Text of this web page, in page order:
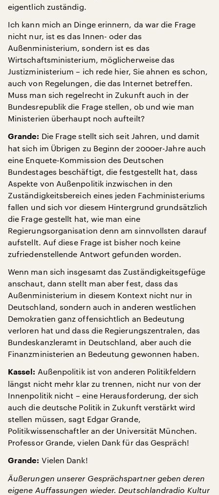
eigentlich zuständig.
Ich kann mich an Dinge erinnern, da war die Frage
nicht nur, ist es das Innen- oder das
Außenministerium, sondern ist es das
Wirtschaftsministerium, möglicherweise das
Justizministerium – ich rede hier, Sie ahnen es schon,
auch von Regelungen, die das Internet betreffen.
Muss man sich regelrecht in Zukunft auch in der
Bundesrepublik die Frage stellen, ob und wie man
Ministerien überhaupt noch aufteilt?
Grande: Die Frage stellt sich seit Jahren, und damit
hat sich im Übrigen zu Beginn der 2000er-Jahre auch
eine Enquete-Kommission des Deutschen
Bundestages beschäftigt, die festgestellt hat, dass
Aspekte von Außenpolitik inzwischen in den
Zuständigkeitsbereich eines jeden Fachministeriums
fallen und sich vor diesem Hintergrund grundsätzlich
die Frage gestellt hat, wie man eine
Regierungsorganisation denn am sinnvollsten darauf
aufstellt. Auf diese Frage ist bisher noch keine
zufriedenstellende Antwort gefunden worden.
Wenn man sich insgesamt das Zuständigkeitsgefüge
anschaut, dann stellt man aber fest, dass das
Außenministerium in diesem Kontext nicht nur in
Deutschland, sondern auch in anderen westlichen
Demokratien ganz offensichtlich an Bedeutung
verloren hat und dass die Regierungszentralen, das
Bundeskanzleramt in Deutschland, aber auch die
Finanzministerien an Bedeutung gewonnen haben.
Kassel: Außenpolitik ist von anderen Politikfeldern
längst nicht mehr klar zu trennen, nicht nur von der
Innenpolitik nicht – eine Herausforderung, der sich
auch die deutsche Politik in Zukunft verstärkt wird
stellen müssen, sagt Edgar Grande,
Politikwissenschaftler an der Universität München.
Professor Grande, vielen Dank für das Gespräch!
Grande: Vielen Dank!
Äußerungen unserer Gesprächspartner geben deren
eigene Auffassungen wieder. Deutschlandradio Kultur